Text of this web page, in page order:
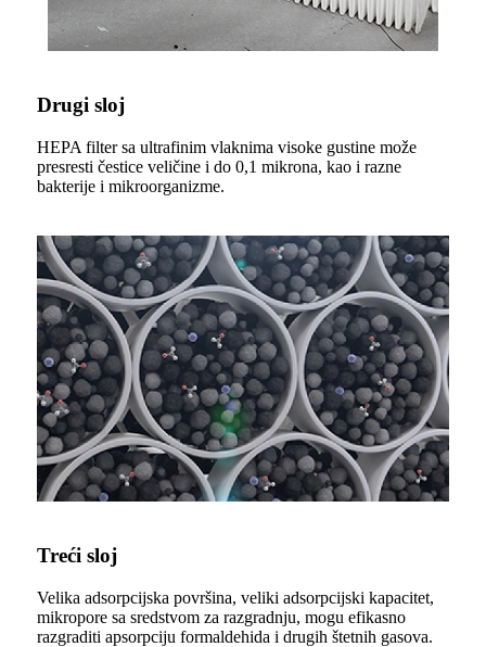
Drugi sloj
HEPA filter sa ultrafinim vlaknima visoke gustine može
presresti čestice veličine i do 0,1 mikrona, kao i razne
bakterije i mikroorganizme.
Treći sloj
Velika adsorpcijska površina, veliki adsorpcijski kapacitet,
mikropore sa sredstvom za razgradnju, mogu efikasno
razgraditi apsorpciju formaldehida i drugih štetnih gasova.